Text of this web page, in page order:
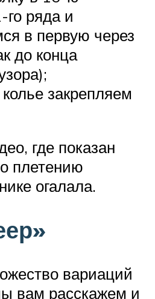
го ряда и
в первую через
до конца
закрепляем
где показан
плетению
огалала.
вариаций
вам расскажем и